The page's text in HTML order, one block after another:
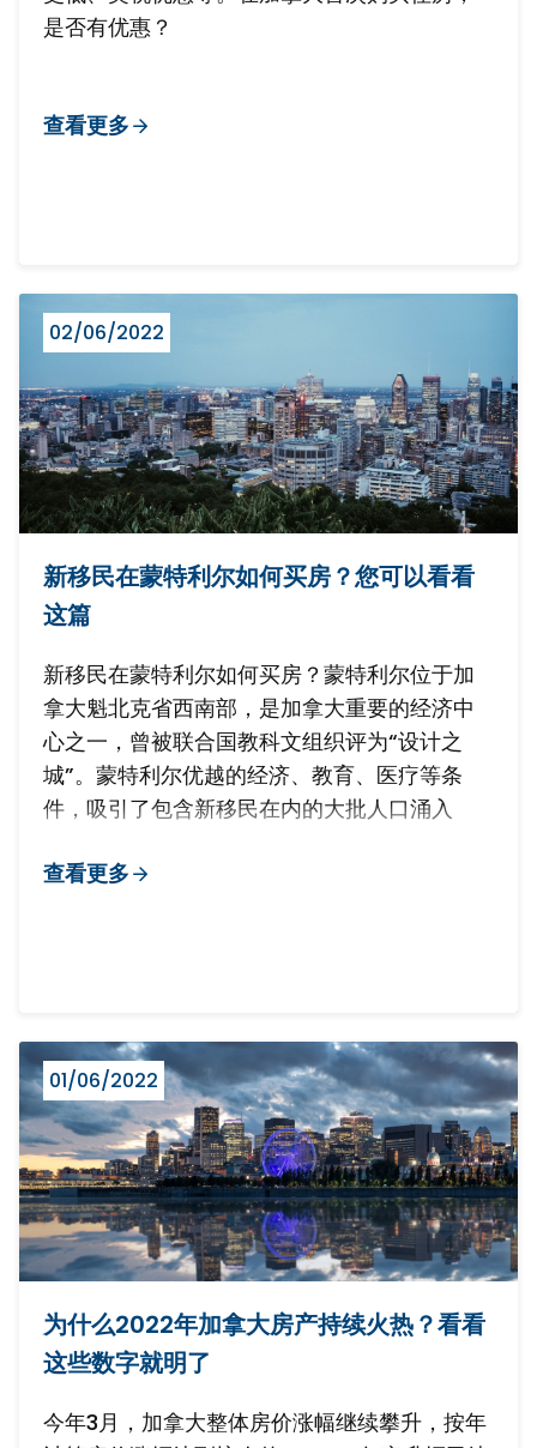
是否有优惠？
查看更多
02/06/2022
新移民在蒙特利尔如何买房？您可以看看
这篇
新移民在蒙特利尔如何买房？蒙特利尔位于加
拿大魁北克省西南部，是加拿大重要的经济中
心之一，曾被联合国教科文组织评为“设计之
城”。蒙特利尔优越的经济、教育、医疗等条
件，吸引了包含新移民在内的大批人口涌入
查看更多
01/06/2022
为什么2022年加拿大房产持续火热？看看
这些数字就明了
今年3月，加拿大整体房价涨幅继续攀升，按年